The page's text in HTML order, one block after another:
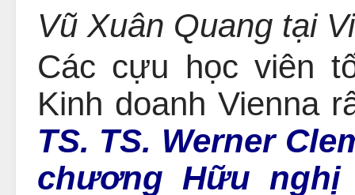
Vũ Xuân Quang tại
Các cựu học viên
Kinh doanh Vienna
TS. TS. Werner
chương Hữu